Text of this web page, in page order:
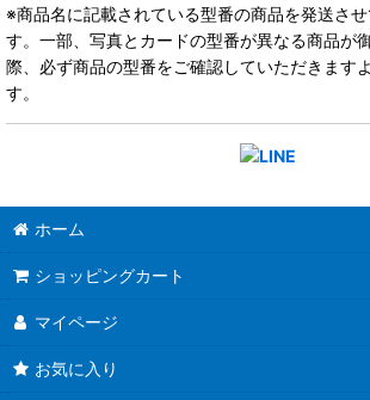
※商品名に記載されている型番の商品を発送さ
す。一部、写真とカードの型番が異なる商品が
際、必ず商品の型番をご確認していただきます
す。
ホーム
ショッピングカート
マイページ
お気に入り